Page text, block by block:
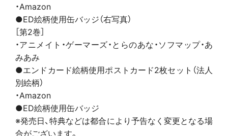
・Amazon
●ED絵柄使用缶バッジ（右写真）
［第2巻］
・アニメイト・ゲーマーズ・とらのあな・ソフマップ・あ
みあみ
●エンドカード絵柄使用ポストカード2枚セット（法人
別絵柄）
・Amazon
●ED絵柄使用缶バッジ
※発売日、特典などは都合により予告なく変更となる場
合がございます。